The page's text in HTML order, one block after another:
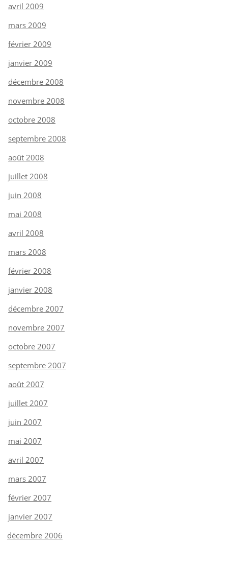
avril 2009
mars 2009
février 2009
janvier 2009
décembre 2008
novembre 2008
octobre 2008
septembre 2008
août 2008
juillet 2008
juin 2008
mai 2008
avril 2008
mars 2008
février 2008
janvier 2008
décembre 2007
novembre 2007
octobre 2007
septembre 2007
août 2007
juillet 2007
juin 2007
mai 2007
avril 2007
mars 2007
février 2007
janvier 2007
décembre 2006